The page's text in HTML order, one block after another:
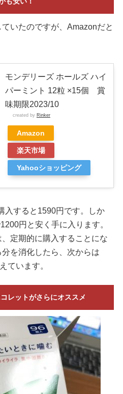
いたのですが、Amazonだと
モンデリーズ ホールズ ハイ
パーミント 12粒 ×15個 賞
味期限2023/10
created by Rinker
Amazon
楽天市場
Yahooショッピング
入すると1590円です。しか
円と安く手に入ります。
定期的に購入することにな
を消化したら、次からは
ています。
レットがさらにオススメ